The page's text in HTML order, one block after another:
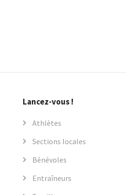
Lancez-vous !
Athlètes
Sections locales
Bénévoles
Entraîneurs